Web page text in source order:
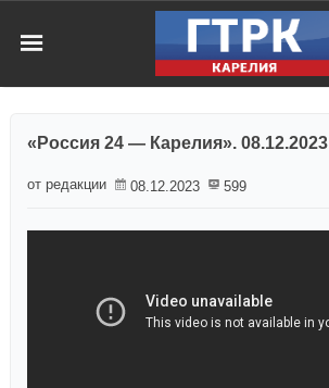
«Россия 24 — Карелия». 08.12.2023
от редакции 08.12.2023 599